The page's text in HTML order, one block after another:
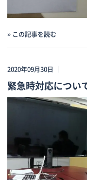
» この記事を読む
2020年09月30日 ｜
緊急時対応につい